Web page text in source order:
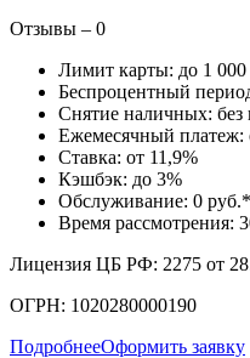
Отзывы – 0
Лимит карты: до 1 000
Беспроцентный
Снятие наличных: без
Ежемесячный платеж:
Ставка: от 11,9%
Кэшбэк: до 3%
Обслуживание: 0
Время рассмотрения:
Лицензия ЦБ РФ: 2275 от
ОГРН: 1020280000190
ПодробнееОформить заявку